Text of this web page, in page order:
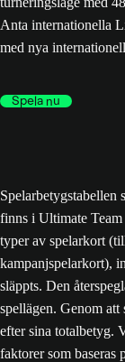
Anta internationella
med nya
Spela nu
Spelarbetygstabellen
finns i Ultimate Team
typer av spelarkort
kampanjspelarkort),
släppts. Den
spellägen. Genom att
efter sina totalbetyg.
faktorer som baseras